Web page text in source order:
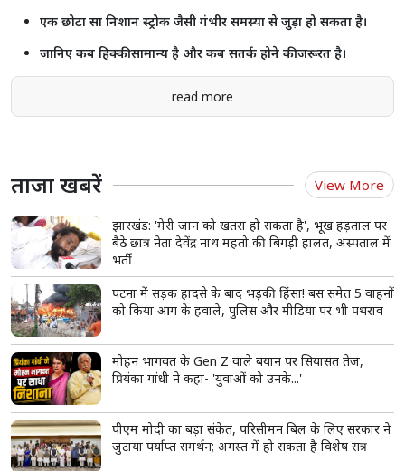
एक छोटा सा निशान स्ट्रोक जैसी गंभीर समस्या से जुड़ा हो सकता है।
जानिए कब हिक्की सामान्य है और कब सतर्क होने की जरूरत है।
read more
ताजा खबरें View More
झारखंड: 'मेरी जान को खतरा हो सकता है', भूख हड़ताल पर
बैठे छात्र नेता देवेंद्र नाथ महतो की बिगड़ी हालत, अस्पताल में
भर्ती
पटना में सड़क हादसे के बाद भड़की हिंसा! बस समेत 5 वाहनों
को किया आग के हवाले, पुलिस और मीडिया पर भी पथराव
मोहन भागवत के Gen Z वाले बयान पर सियासत तेज,
प्रियंका गांधी ने कहा- 'युवाओं को उनके...'
पीएम मोदी का बड़ा संकेत, परिसीमन बिल के लिए सरकार ने
जुटाया पर्याप्त समर्थन; अगस्त में हो सकता है विशेष सत्र